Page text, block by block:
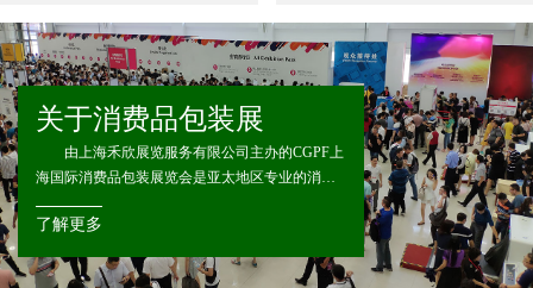
关于消费品包装展
由上海禾欣展览服务有限公司主办的CGPF上
海国际消费品包装展览会是亚太地区专业的消费
品包装展览会，CGPF立足全球著名的贸易中心上
海，辐射亚洲、欧洲、美洲、非洲等快速发展的
制品、包装材料及相关包装机械设备，为展商和
了解更多